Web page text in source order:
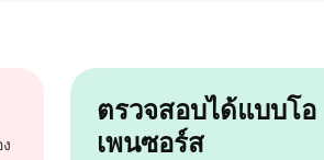
ตรวจสอบได้แบบโอ
เพนซอร์ส